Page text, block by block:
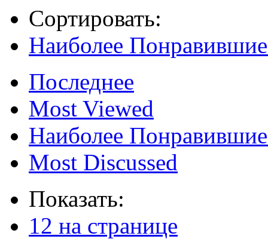
Сортировать:
Наиболее
Последнее
Most Viewed
Наиболее
Most Discussed
Показать:
12 на странице